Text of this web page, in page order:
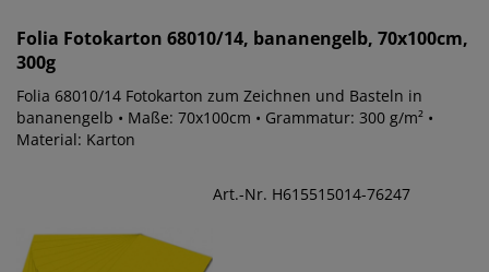
Folia Fotokarton 68010/14, bananengelb, 70x100cm,
300g
Folia 68010/14 Fotokarton zum Zeichnen und Basteln in
bananengelb • Maße: 70x100cm • Grammatur: 300 g/m² •
Material: Karton
Art.-Nr. H615515014-76247